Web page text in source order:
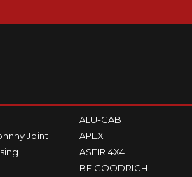
Joint
ALU-CAB
APEX
ASFIR 4X4
BF GOODRICH